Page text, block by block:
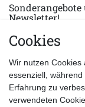
Newsletter!
E-MAIL *
Cookies
Wir nutzen Cookies
essenziell,
Erfahrung zu
verwendeten